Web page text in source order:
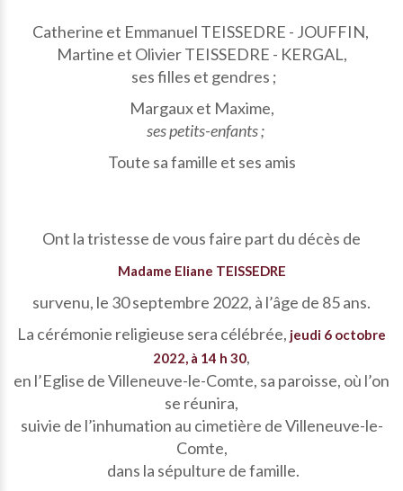
Catherine et Emmanuel TEISSEDRE - JOUFFIN,
Martine et Olivier TEISSEDRE - KERGAL,
ses filles et gendres ;
Margaux et Maxime,
ses petits-enfants ;
Toute sa famille et ses amis
Ont la tristesse de vous faire part du décès de
Madame Eliane TEISSEDRE
survenu, le 30 septembre 2022, à l’âge de 85 ans.
La cérémonie religieuse sera célébrée, jeudi 6 octobre
2022, à 14 h 30,
en l’Eglise de Villeneuve-le-Comte, sa paroisse, où l’on
se réunira,
suivie de l’inhumation au cimetière de Villeneuve-le-
Comte,
dans la sépulture de famille.